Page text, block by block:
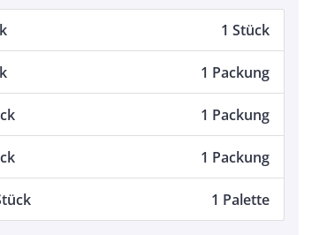
1 Stück
1 Packung
1 Packung
1 Packung
1 Palette